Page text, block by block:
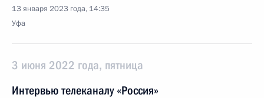
13 января 2023 года, 14:35
Уфа
3 июня 2022 года, пятница
Интервью телеканалу «Россия»